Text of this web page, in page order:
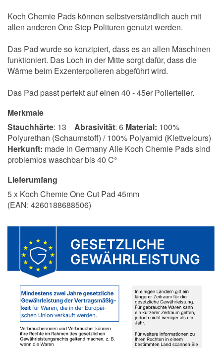
Koch Chemie Pads können selbstverständlich auch mit
allen anderen One Step Polituren genutzt werden.
Das Pad wurde so konzipiert, dass es an allen Maschinen
funktioniert. Das Loch in der Mitte sorgt dafür, dass die
Wärme beim Exzenterpolieren abgeführt wird.
Das Pad passt perfekt auf einen 40 - 45er Polierteller.
Merkmale
Stauchhärte: 13 Abrasivität: 6 Material: 100%
Polyurethan (Schaumstoff) / 100% Polyamid (Klettvelours)
Herkunft: made in Germany Alle Koch Chemie Pads sind
problemlos waschbar bis 40 C°
Lieferumfang
5 x Koch Chemie One Cut Pad 45mm
(EAN: 4260188688506)